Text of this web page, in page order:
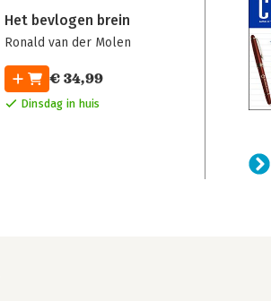
Het bevlogen brein
Ronald van der Molen
€ 34,99
Dinsdag in huis